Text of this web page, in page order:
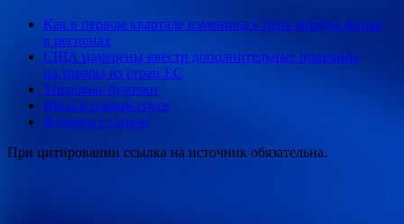
Как в первом квартале изменилась цена аренды жилья
в регионах
США намерены ввести дополнительные пошлины
на товары из стран ЕС
Тигровые булочки
Яйца в соевом соусе
Фокачча с сыром
При цитировании ссылка на источник обязательна.